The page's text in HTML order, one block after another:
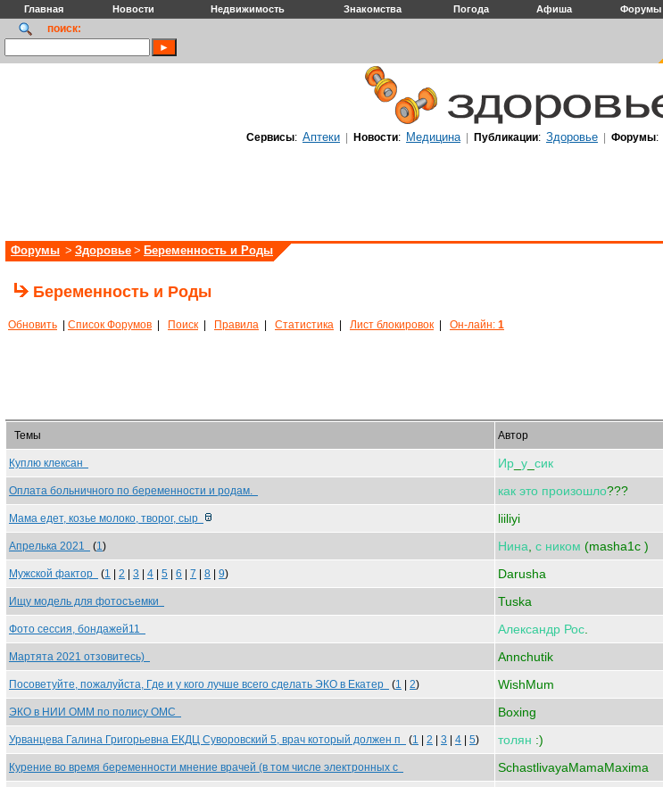
Главная Новости Недвижимость Знакомства Погода Афиша Форумы
поиск:
Сервисы: Аптеки Новости: Медицина| Публикации: Здоровье Форумы:
Форумы > Здоровье > Беременность и Роды
Беременность и Роды
Обновить Список Форумов Поиск Правила Статистика Лист блокировок Он-лайн: 1
Темы Автор
Куплю клексан Ир у сик
Оплата больничного по беременности и родам. как это произошло???
Мама едет, козье молоко, творог, сыр liiliyi
Апрелька 2021 (1) Нина с ником (masha1c )
Мужской фактор (1 2 3 4 5 6 7 8 9) Darusha
Ищу модель для фотосъемки Tuska
Фото сессия, бондажей11 Александр Рос
Мартята 2021 отзовитесь) Annchutik
Посоветуйте, пожалуйста, Где и у кого лучше всего сделать ЭКО в Екатер (1 2) WishMum
ЭКО в НИИ ОММ по полису ОМС Boxing
Урванцева Галина Григорьевна ЕКДЦ Суворовский 5, врач который должен п (1 2 3 4 5) толян :)
Курение во время беременности мнение врачей (в том числе электронных с SchastlivayaMamaMaxima